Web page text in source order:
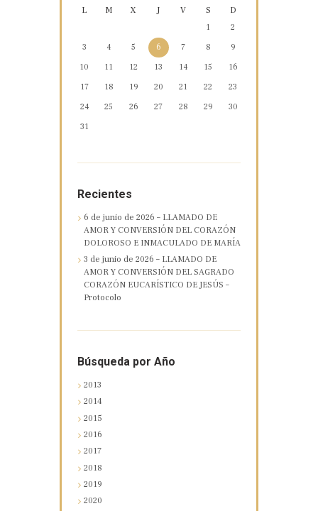
L M X J V S
D
1
2
3
4 5 6 7 8
9
10
11 12 13 14 15
16
17
18 19 20 21 22
23
24
25 26 27 28 29
30
31
Recientes
6 de junio de 2026 – LLAMADO DE
AMOR Y CONVERSIÓN DEL CORAZÓN
DOLOROSO E INMACULADO DE MARÍA
3 de junio de 2026 – LLAMADO DE
AMOR Y CONVERSIÓN DEL SAGRADO
CORAZÓN EUCARÍSTICO DE JESÚS –
Protocolo
Búsqueda por Año
2013
2014
2015
2016
2017
2018
2019
2020